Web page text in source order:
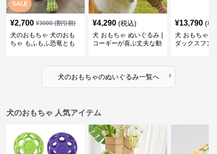
SALE
¥2,700 ¥3000(割引前)
犬のおもちゃ 犬のおも
ちゃ もふもふ恐竜とも
¥4,290 (税込)
犬 おもちゃ ぬいぐるみ |
コーギーが喜ぶ丈夫な動
¥13,790 (税
犬 おもちゃ
ダックスフン
犬のおもちゃのぬいぐるみ一覧へ ›
犬のおもちゃ 人気アイテム